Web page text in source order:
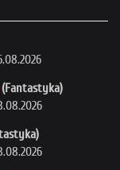
(Fantastyka)